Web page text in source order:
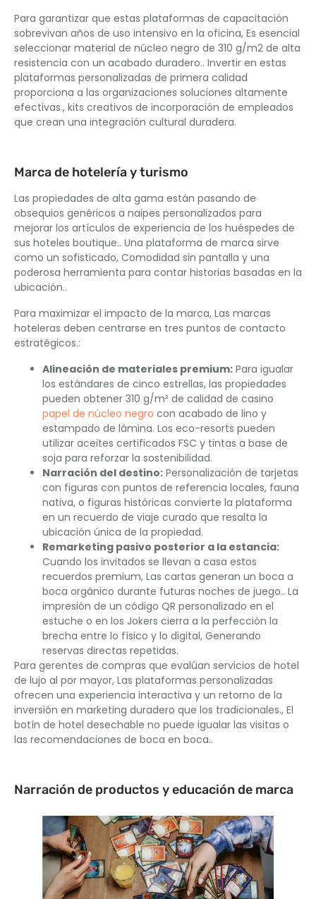
Para garantizar que estas plataformas de capacitación
sobrevivan años de uso intensivo en la oficina, Es esencial
seleccionar material de núcleo negro de 310 g/m2 de alta
resistencia con un acabado duradero.. Invertir en estas
plataformas personalizadas de primera calidad
proporciona a las organizaciones soluciones altamente
efectivas., kits creativos de incorporación de empleados
que crean una integración cultural duradera.
Marca de hotelería y turismo
Las propiedades de alta gama están pasando de
obsequios genéricos a naipes personalizados para
mejorar los artículos de experiencia de los huéspedes de
sus hoteles boutique.. Una plataforma de marca sirve
como un sofisticado, Comodidad sin pantalla y una
poderosa herramienta para contar historias basadas en la
ubicación..
Para maximizar el impacto de la marca, Las marcas
hoteleras deben centrarse en tres puntos de contacto
estratégicos.:
Alineación de materiales premium: Para igualar
los estándares de cinco estrellas, las propiedades
pueden obtener 310 g/m² de calidad de casino
papel de núcleo negro con acabado de lino y
estampado de lámina. Los eco-resorts pueden
utilizar aceites certificados FSC y tintas a base de
soja para reforzar la sostenibilidad.
Narración del destino: Personalización de tarjetas
con figuras con puntos de referencia locales, fauna
nativa, o figuras históricas convierte la plataforma
en un recuerdo de viaje curado que resalta la
ubicación única de la propiedad.
Remarketing pasivo posterior a la estancia:
Cuando los invitados se llevan a casa estos
recuerdos premium, Las cartas generan un boca a
boca orgánico durante futuras noches de juego.. La
impresión de un código QR personalizado en el
estuche o en los Jokers cierra a la perfección la
brecha entre lo físico y lo digital, Generando
reservas directas repetidas.
Para gerentes de compras que evalúan servicios de hotel
de lujo al por mayor, Las plataformas personalizadas
ofrecen una experiencia interactiva y un retorno de la
inversión en marketing duradero que los tradicionales., El
botín de hotel desechable no puede igualar las visitas o
las recomendaciones de boca en boca..
Narración de productos y educación de marca